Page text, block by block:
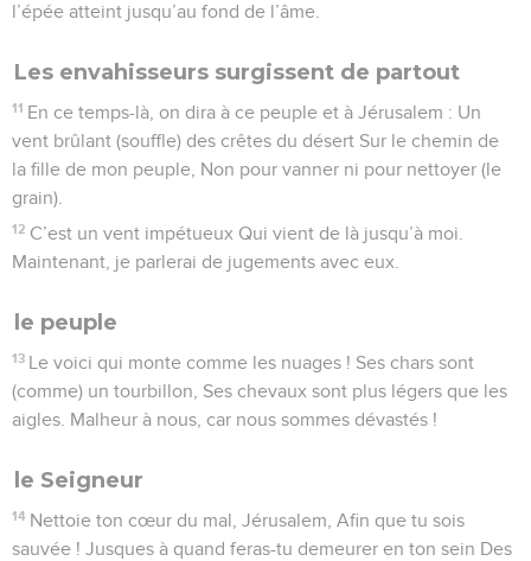
l’épée atteint jusqu’au fond de l’âme.
Les envahisseurs surgissent de partout
11 En ce temps-là, on dira à ce peuple et à Jérusalem : Un
vent brûlant (souffle) des crêtes du désert Sur le chemin de
la fille de mon peuple, Non pour vanner ni pour nettoyer (le
grain).
12 C’est un vent impétueux Qui vient de là jusqu’à moi.
Maintenant, je parlerai de jugements avec eux.
le peuple
13 Le voici qui monte comme les nuages ! Ses chars sont
(comme) un tourbillon, Ses chevaux sont plus légers que les
aigles. Malheur à nous, car nous sommes dévastés !
le Seigneur
14 Nettoie ton cœur du mal, Jérusalem, Afin que tu sois
sauvée ! Jusques à quand feras-tu demeurer en ton sein Des